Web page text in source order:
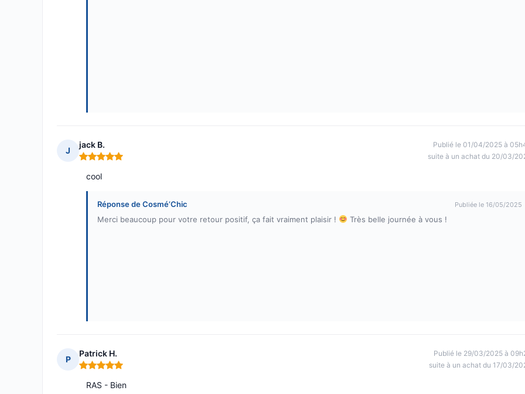
J
jack B.
Note : 5 sur 5
Publié le 01/04/2025 à
suite à un achat du 20/03/
cool
Réponse de Cosmé’Chic Publiée le 16/05/2025
Merci beaucoup pour votre retour positif, ça fait vraiment plaisir ! Très belle journée à vous !
P
Patrick H.
Note : 5 sur 5
Publié le 29/03/2025 à
suite à un achat du 17/03/
RAS - Bien